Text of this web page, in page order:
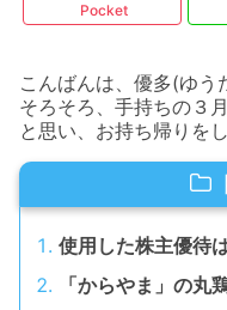
Pocket
こんばんは、優多(ゆう
そろそろ、手持ちの３
と思い、お持ち帰りをし
使用した株主優待
「からやま」の丸